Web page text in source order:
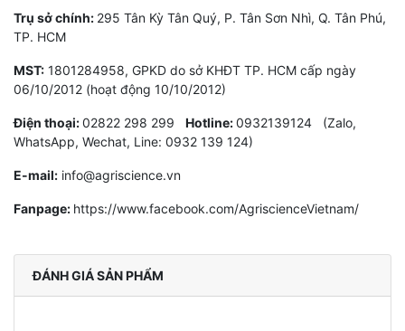
Trụ sở chính: 295 Tân Kỳ Tân Quý, P. Tân Sơn Nhì, Q. Tân Phú,
TP. HCM
MST: 1801284958, GPKD do sở KHĐT TP. HCM cấp ngày
06/10/2012 (hoạt động 10/10/2012)
Điện thoại:02822 298 299 Hotline:0932139124 (Zalo,
WhatsApp, Wechat, Line: 0932 139 124)
E-mail: info@agriscience.vn
Fanpage: https://www.facebook.com/AgriscienceVietnam/
ĐÁNH GIÁ SẢN PHẨM